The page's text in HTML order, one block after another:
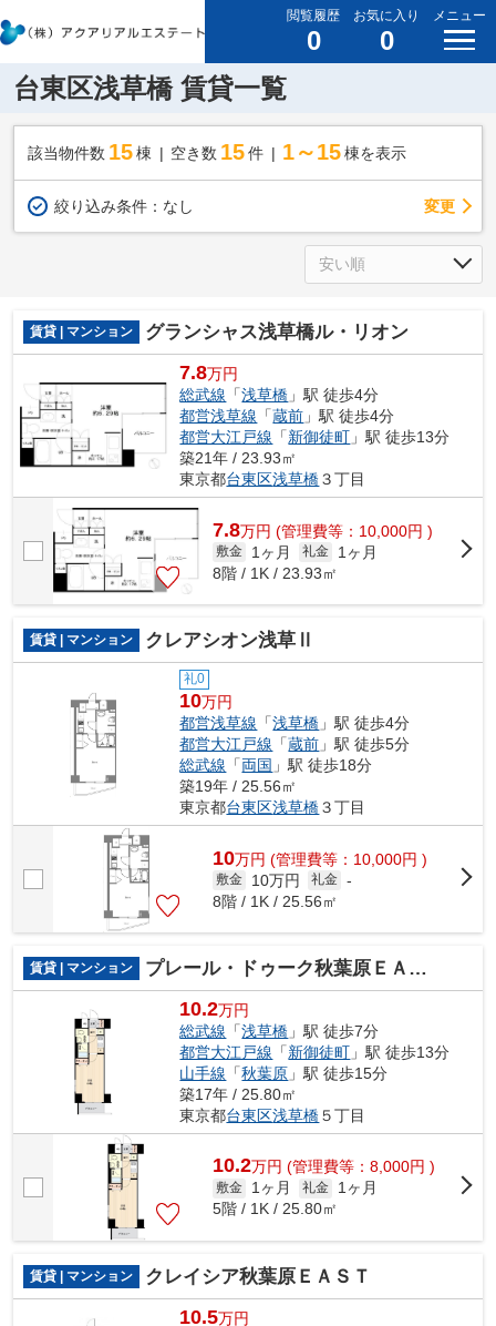
閲覧履歴
0
お気に入り
0
メニュー
台東区浅草橋 賃貸一覧
該当物件数 15棟 空き数 15 件 1～15 棟を表示
絞り込み条件： なし 変更
賃貸 | マンション グランシャス浅草橋ル・リオン
7.8万円
総武線 「浅草橋 」駅 徒歩4分
都営浅草線 「蔵前 」駅 徒歩4分
都営大江戸線 「新御徒町 」駅 徒歩13分
築21年 / 23.93㎡
東京都台東区浅草橋３丁目
7.8万円 (管理費等：10,000円 )
敷金 1ヶ月 礼金
1ヶ月
8階 / 1K / 23.93㎡
賃貸 | マンション クレアシオン浅草Ⅱ
礼0
10万円
都営浅草線 「浅草橋 」駅 徒歩4分
都営大江戸線 「蔵前 」駅 徒歩5分
総武線 「両国 」駅 徒歩18分
築19年 / 25.56㎡
東京都台東区浅草橋３丁目
10万円 (管理費等：10,000円 )
敷金 10万円 礼金 -
8階 / 1K / 25.56㎡
賃貸 | マンション プレール・ドゥーク秋葉原ＥＡＳＴ
10.2万円
総武線 「浅草橋 」駅 徒歩7分
都営大江戸線 「新御徒町 」駅 徒歩13分
山手線 「秋葉原 」駅 徒歩15分
築17年 / 25.80㎡
東京都台東区浅草橋５丁目
10.2万円 (管理費等：8,000円 )
敷金 1ヶ月 礼金
1ヶ月
5階 / 1K / 25.80㎡
賃貸 | マンション クレイシア秋葉原ＥＡＳＴ
10.5万円